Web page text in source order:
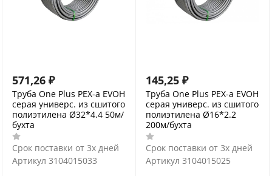
571,26 ₽
Труба One Plus PEX-a EVOH
серая универс. из сшитого
полиэтилена Ø32*4.4 50м/
бухта
Срок поставки от 3х дней
Артикул 3104015033
145,25 ₽
Труба One Plus PEX-a EVOH
серая универс. из сшитого
полиэтилена Ø16*2.2
200м/бухта
Срок поставки от 3х дней
Артикул 3104015025